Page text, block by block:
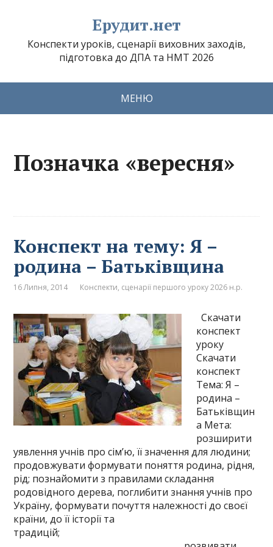
Ерудит.нет
Конспекти уроків, сценарії виховних заходів,
підготовка до ДПА та НМТ 2026
МЕНЮ
Позначка «вересня»
Конспект на тему: Я –
родина – Батьківщина
16 Липня, 2014 Конспекти, сценарії першого уроку 2026 н.р.
Скачати
конспект
уроку
Скачати
конспект
Тема: Я –
родина –
Батьківщин
а Мета:
розширити
уявлення учнів про сім’ю, її значення для людини;
продовжувати формувати поняття родина, рідня,
рід; познайомити з правилами складання
родовідного дерева, поглибити знання учнів про
Україну, формувати почуття належності до своєї
країни, до її історії та
традицій;